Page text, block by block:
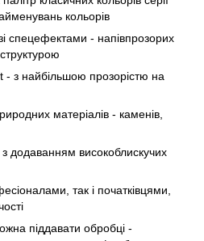
кольорів
спецефектами - напівпрозорих
- з найбільшою прозорістю на
матеріалів - каменів,
з додаванням високоблискучих
так і початківцями,
піддавати обробці -